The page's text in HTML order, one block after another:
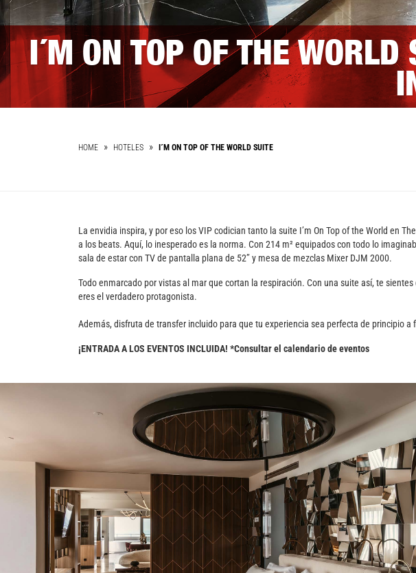
I´M ON TOP OF THE
HOME HOTELES I´M ON TOP OF THE WORLD SUITE
La envidia inspira, y por eso los VIP codician tanto la suite I’m On Top of the World en
a los beats. Aquí, lo inesperado es la norma. Con 214 m² equipados con todo lo
sala de estar con TV de pantalla plana de 52’’ y mesa de mezclas Mixer DJM 2000.
Todo enmarcado por vistas al mar que cortan la respiración. Con una suite así, te
eres el verdadero protagonista.
Además, disfruta de transfer incluido para que tu experiencia sea perfecta de principio a
¡ENTRADA A LOS EVENTOS INCLUIDA! *Consultar el calendario de eventos